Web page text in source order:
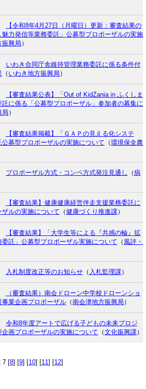
【令和8年4月27日（月曜日）更新：審査結果の
力発信等業務委託」公募型プロポーザルの実施
振興局 ）
いわき合同庁舎維持管理業務委託に係る条件付
（ いわき地方振興局 ）
【審査結果公表】「Out of KidZania in ふくしま
に係る「公募型プロポーザル」参加者の募集に
局 ）
【審査結果掲載】「ＧＡＰの見える化システ
募型プロポーザルの実施について （環境保全農
プロポーザル方式・コンペ方式発注見通し （病
【審査結果】健康健康経営伴走支援業務委託に
ルの実施について （健康づくり推進課）
【審査結果】「大学生等による『共感の輪』拡
託」公募型プロポーザル実施について （ 風評・
入札制度改正等のお知らせ（ 入札監理課）
（審査結果）南会ドローン中学校ドローンショ
業企画プロポーザル （南会津地方振興局 ）
令和8年度アートで広げる子どもの未来プロジ
画プロポーザルの実施について （文化振興課）
7 [8] [9] [10] [11] [12]